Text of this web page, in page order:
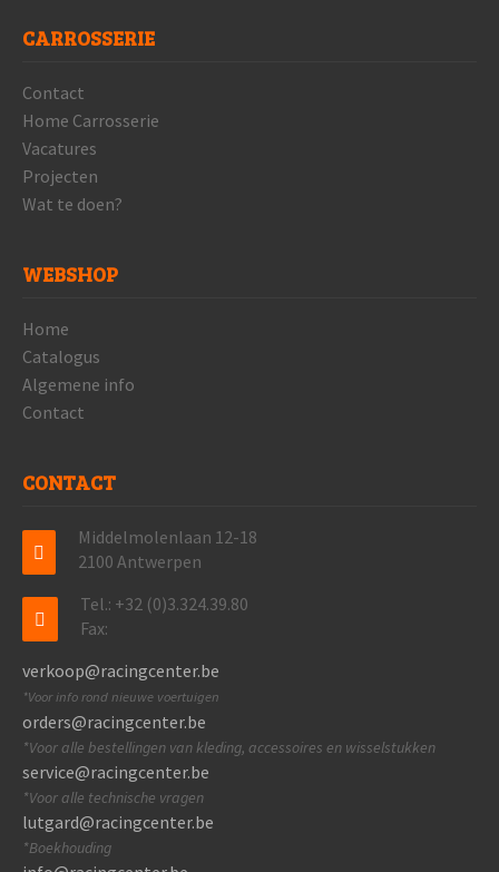
CARROSSERIE
Contact
Home Carrosserie
Vacatures
Projecten
Wat te doen?
WEBSHOP
Home
Catalogus
Algemene info
Contact
CONTACT
Middelmolenlaan 12-18
2100 Antwerpen
Tel.: +32 (0)3.324.39.80
Fax:
verkoop@racingcenter.be
*Voor info rond nieuwe voertuigen
orders@racingcenter.be
*Voor alle bestellingen van kleding, accessoires en wisselstukken
service@racingcenter.be
*Voor alle technische vragen
lutgard@racingcenter.be
*Boekhouding